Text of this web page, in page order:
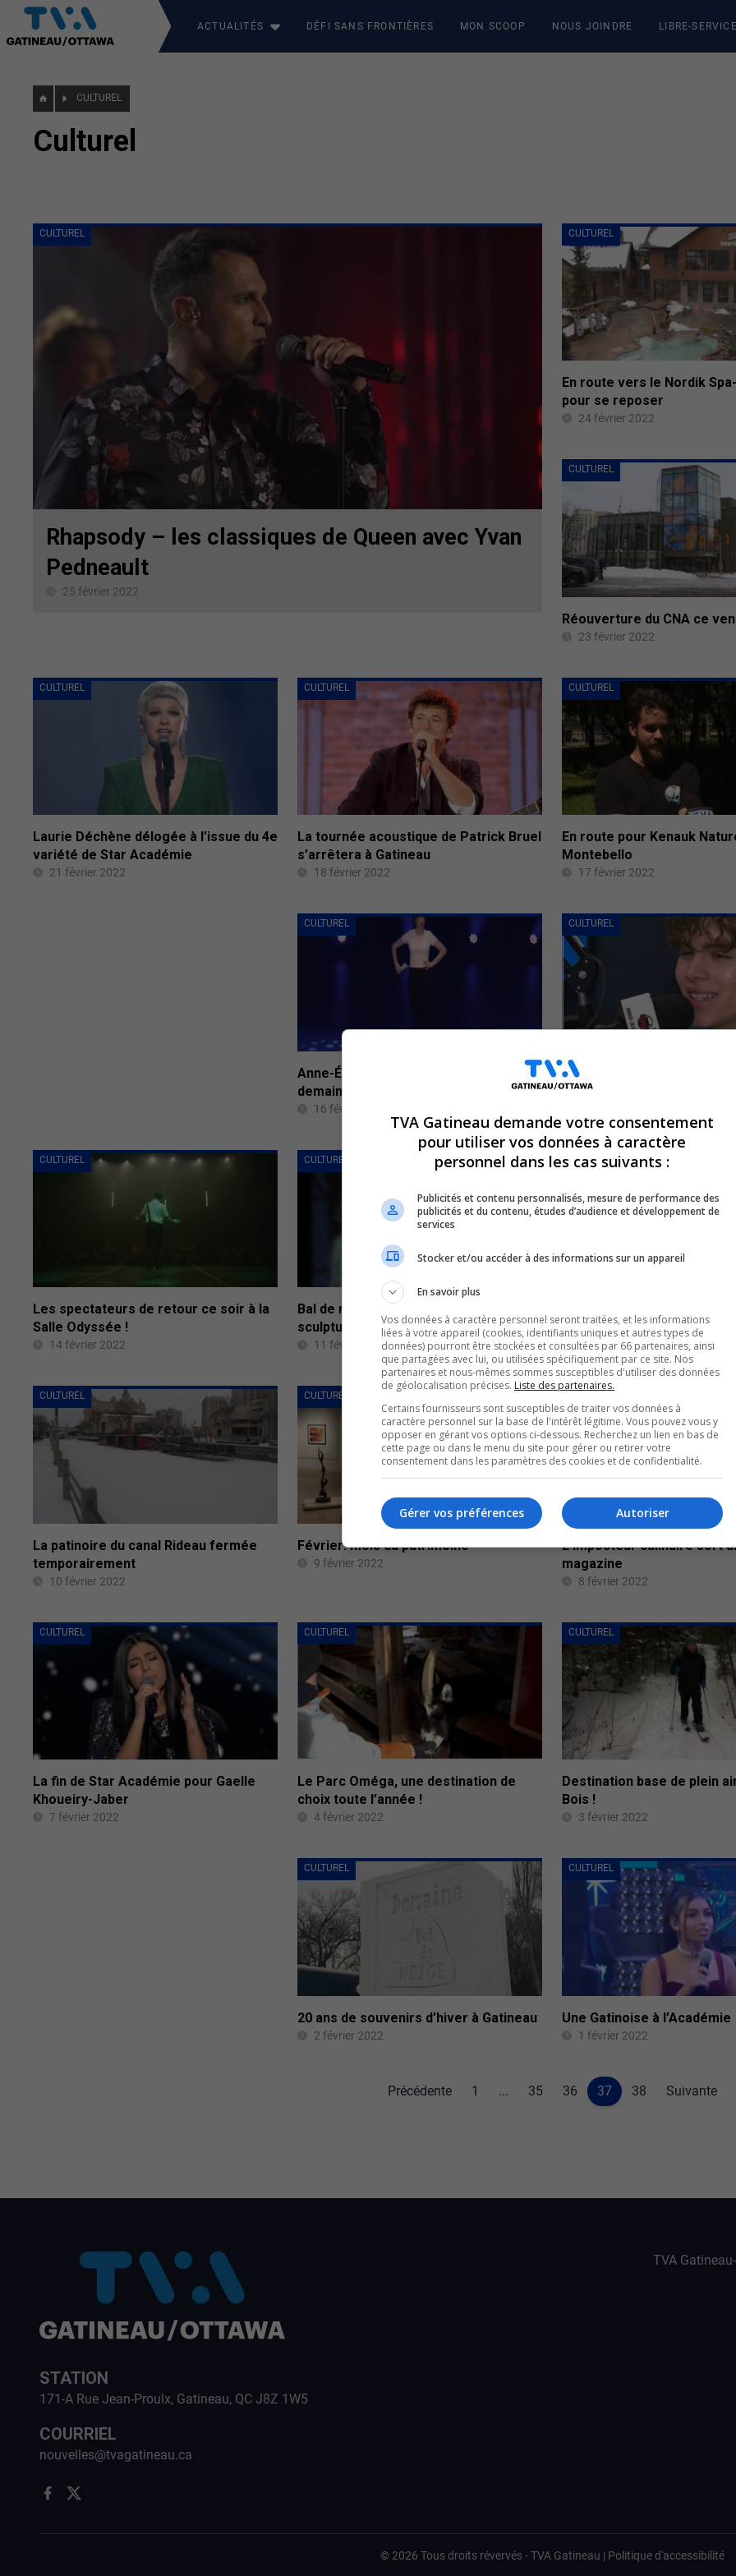
ACTUALITÉS DÉFI SANS FRONTIÈRES MON SCOOP NOUS JOINDRE LIBRE-
CULTUREL
Culturel
CULTUREL
Rhapsody – les classiques de Queen avec Yvan
Pedneault
25 février 2022
CULTUREL
En route vers le Nordik
pour se reposer
24 février 2022
CULTUREL
Réouverture du CNA ce
23 février 2022
CULTUREL
Laurie Déchène délogée à l’issue du 4e
variété de Star Académie
21 février 2022
CULTUREL
La tournée acoustique de Patrick Bruel
s’arrêtera à Gatineau
18 février 2022
CULTUREL
En route pour Kenauk
Montebello
17 février 2022
CULTUREL
Anne-Élisabeth Bossé de passage
demain à Gatineau
16 février 2022
CULTUREL
Des ateliers pour initier la
la radio
CULTUREL
Les spectateurs de retour ce soir à la
Salle Odyssée !
14 février 2022
CULTUREL
Bal de neige : votez pour votre
sculpture préférée
11 février 2022
CULTUREL
Raquettes
11 février 2022
CULTUREL
La patinoire du canal Rideau fermée
temporairement
10 février 2022
CULTUREL
Février: mois du patrimoine
9 février 2022
L’imposteur culinaire sort
magazine
8 février 2022
CULTUREL
La fin de Star Académie pour Gaelle
Khoueiry-Jaber
7 février 2022
CULTUREL
Le Parc Oméga, une destination de
choix toute l’année !
4 février 2022
CULTUREL
Destination base de plein
Bois !
3 février 2022
CULTUREL
20 ans de souvenirs d’hiver à Gatineau
2 février 2022
CULTUREL
Une Gatinoise à l’Académie
1 février 2022
Précédente 1 ... 35 36 37 38 Suivante
STATION
171-A Rue Jean-Proulx, Gatineau, QC J8Z 1W5
COURRIEL
nouvelles@tvagatineau.ca
TVA
© 2026 Tous droits révervés -TVA Gatineau | Politique d'accessibilité
TVA Gatineau demande votre consentement
pour utiliser vos données à caractère
personnel dans les cas suivants :
Publicités et contenu personnalisés, mesure de performance des
publicités et du contenu, études d’audience et développement de
services
Stocker et/ou accéder à des informations sur un appareil
En savoir plus
Vos données à caractère personnel seront traitées, et les informations
liées à votre appareil (cookies, identifiants uniques et autres types de
données) pourront être stockées et consultées par 66 partenaires, ainsi
que partagées avec lui, ou utilisées spécifiquement par ce site. Nos
partenaires et nous-mêmes sommes susceptibles d'utiliser des données
de géolocalisation précises. Liste des partenaires.
Certains fournisseurs sont susceptibles de traiter vos données à
caractère personnel sur la base de l'intérêt légitime. Vous pouvez vous y
opposer en gérant vos options ci-dessous. Recherchez un lien en bas de
cette page ou dans le menu du site pour gérer ou retirer votre
consentement dans les paramètres des cookies et de confidentialité.
Autoriser
Gérer vos préférences